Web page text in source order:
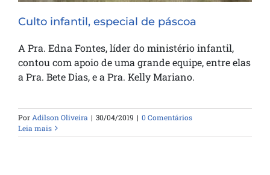
Culto infantil, especial de páscoa
A Pra. Edna Fontes, líder do ministério infantil,
contou com apoio de uma grande equipe, entre elas
a Pra. Bete Dias, e a Pra. Kelly Mariano.
Por Adilson Oliveira | 30/04/2019 | 0 Comentários
Leia mais